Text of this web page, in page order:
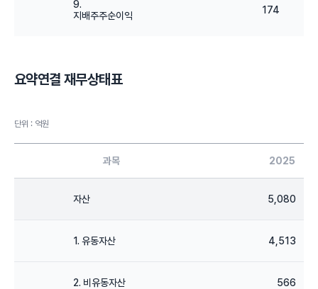
9.
지배주주순이익
174
요약연결 재무상태표
단위 : 억원
과목 2025
자산 5,080
1. 유동자산 4,513
2. 비유동자산 566